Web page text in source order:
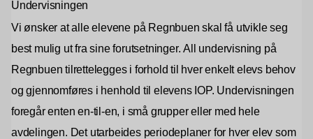
Undervisningen
Vi ønsker at alle elevene på Regnbuen skal få utvikle seg
best mulig ut fra sine forutsetninger. All undervisning på
Regnbuen tilrettelegges i forhold til hver enkelt elevs behov
og gjennomføres i henhold til elevens IOP. Undervisningen
foregår enten en-til-en, i små grupper eller med hele
avdelingen. Det utarbeides periodeplaner for hver elev som